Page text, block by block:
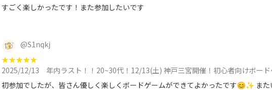
すごく楽しかったです！また参加したいです
@S1nqkj
★★★★★
2025/12/13
年内ラスト！！20~30代！12/13(土) 神戸三宮開催！初心者向けボードゲ
初参加でしたが、皆さん優しく楽しくボードゲームができてよかったです😊✨ また